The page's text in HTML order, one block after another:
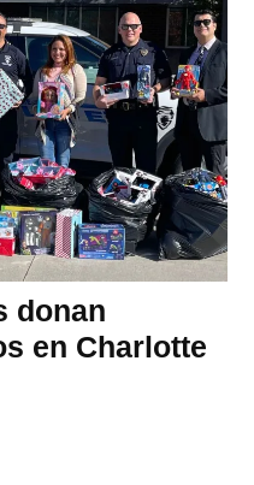
donan
en Charlotte